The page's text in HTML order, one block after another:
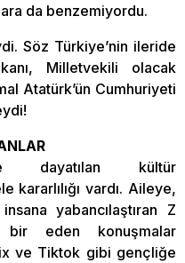
da benzemiyordu.
Söz Türkiye’nin ileride
Milletvekili olacak
Atatürk’ün Cumhuriyeti
dayatılan kültür
kararlılığı vardı. Aileye,
yabancılaştıran Z
bir eden konuşmalar
ve Tiktok gibi gençliğe